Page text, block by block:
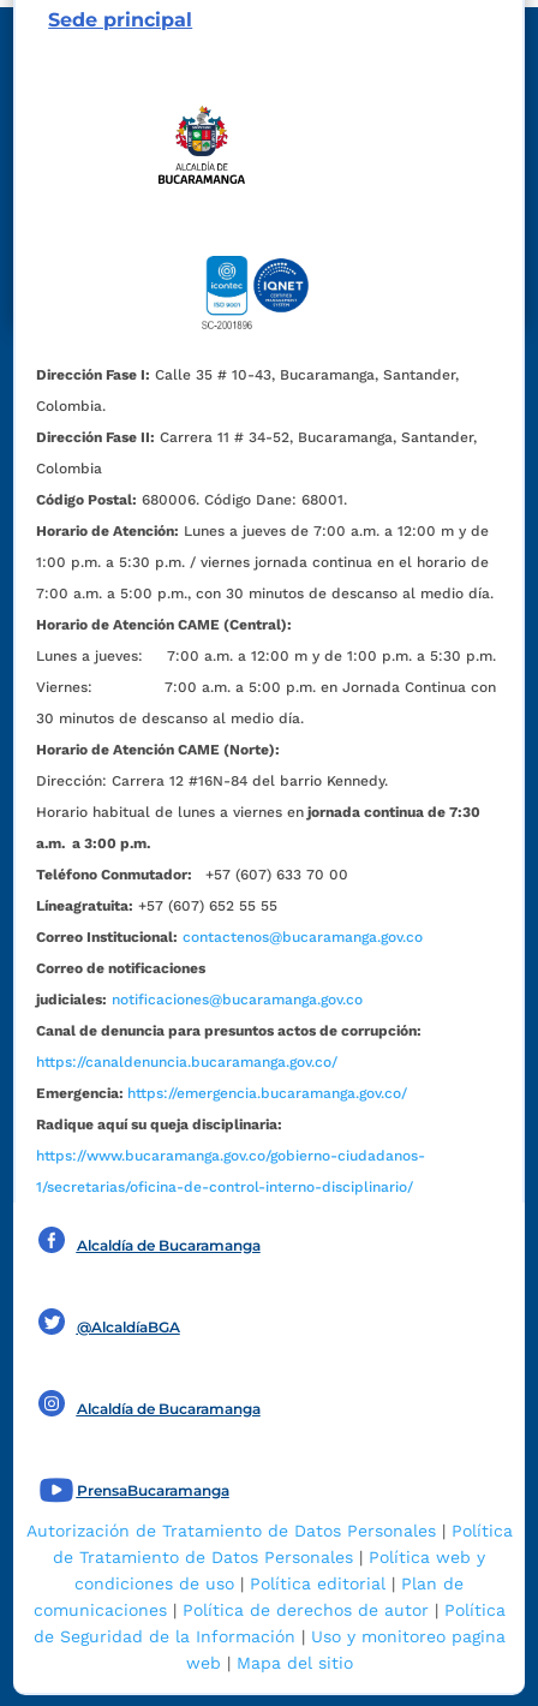
Sede principal
Dirección Fase I: Calle 35 # 10-43, Bucaramanga, Santander,
Colombia.
Dirección Fase II: Carrera 11 # 34-52, Bucaramanga, Santander,
Colombia
Código Postal: 680006. Código Dane: 68001.
Horario de Atención: Lunes a jueves de 7:00 a.m. a 12:00 m y de
1:00 p.m. a 5:30 p.m. / viernes jornada continua en el horario de
7:00 a.m. a 5:00 p.m., con 30 minutos de descanso al medio día.
Horario de Atención CAME (Central):
Lunes a jueves: 7:00 a.m. a 12:00 m y de 1:00 p.m. a 5:30 p.m.
Viernes: 7:00 a.m. a 5:00 p.m. en Jornada Continua con
30 minutos de descanso al medio día.
Horario de Atención CAME (Norte):
Dirección:Carrera 12 #16N-84 del barrio Kennedy.
Horario habitual de lunes a viernes en jornada continua de 7:30
a.m. a 3:00 p.m.
Teléfono Conmutador:
+57 (607) 633 70 00
Líneagratuita: +57 (607) 652 55 55
Correo Institucional: contactenos@bucaramanga.gov.co
Correo de notificaciones
judiciales: notificaciones@bucaramanga.gov.co
Canal de denuncia para presuntos actos de corrupción:
https://canaldenuncia.bucaramanga.gov.co/
Emergencia: https://emergencia.bucaramanga.gov.co/
Radique aquí su queja disciplinaria:
https://www.bucaramanga.gov.co/gobierno-ciudadanos-
1/secretarias/oficina-de-control-interno-disciplinario/
Alcaldía de Bucaramanga
@AlcaldíaBGA
Alcaldía de Bucaramanga
PrensaBucaramanga
Autorización de Tratamiento de Datos Personales| Política
de Tratamiento de Datos Personales | Política web y
condiciones de uso | Política editorial | Plan de
comunicaciones| Política de derechos de autor| Política
de Seguridad de la Información | Uso y monitoreo pagina
web | Mapa del sitio